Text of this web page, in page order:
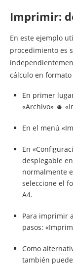
Imprimir:
En este ejemplo
procedimiento es
cálculo en formato
En primer
«Archivo» ☻
En el menú
En
desplegable
normalmente
seleccione el
A4.
Para imprimir
pasos:
Como
también